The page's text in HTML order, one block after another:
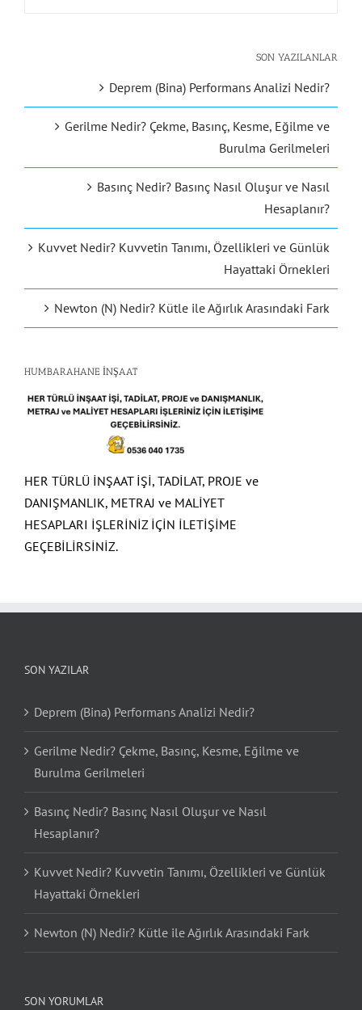
SON YAZILANLAR
Deprem (Bina) Performans Analizi Nedir?
Gerilme Nedir? Çekme, Basınç, Kesme, Eğilme ve
Burulma Gerilmeleri
Basınç Nedir? Basınç Nasıl Oluşur ve Nasıl
Hesaplanır?
Kuvvet Nedir? Kuvvetin Tanımı, Özellikleri ve Günlük
Hayattaki Örnekleri
Newton (N) Nedir? Kütle ile Ağırlık Arasındaki Fark
HUMBARAHANE İNŞAAT
HER TÜRLÜ İNŞAAT İŞİ, TADİLAT, PROJE ve
DANIŞMANLIK, METRAJ ve MALİYET
HESAPLARI İŞLERİNİZ İÇİN İLETİŞİME
GEÇEBİLİRSİNİZ.
SON YAZILAR
Deprem (Bina) Performans Analizi Nedir?
Gerilme Nedir? Çekme, Basınç, Kesme, Eğilme ve
Burulma Gerilmeleri
Basınç Nedir? Basınç Nasıl Oluşur ve Nasıl
Hesaplanır?
Kuvvet Nedir? Kuvvetin Tanımı, Özellikleri ve Günlük
Hayattaki Örnekleri
Newton (N) Nedir? Kütle ile Ağırlık Arasındaki Fark
SON YORUMLAR